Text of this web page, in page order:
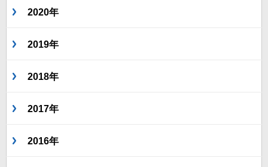
2020年
2019年
2018年
2017年
2016年